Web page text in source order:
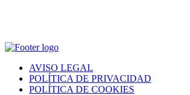
AVISO LEGAL
POLÍTICA DE PRIVACIDAD
POLÍTICA DE COOKIES